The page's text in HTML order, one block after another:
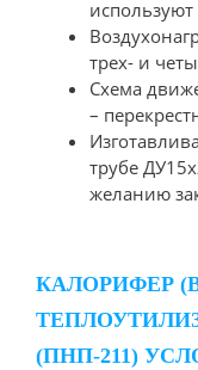
трех- и
Схема
–
трубе
желанию
КАЛОРИФЕР
(ПНП-211)